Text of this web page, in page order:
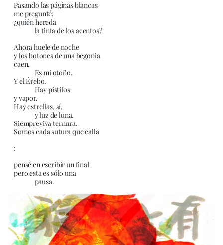
Pasando las páginas blancas
me pregunté:
¿quién hereda
la tinta de los acentos?
Ahora huele de noche
y los botones de una begonia
caen.
Es mi otoño.
Y el Érebo.
Hay pistilos
y vapor.
Hay estrellas, sí,
y luz de luna.
Siempreviva ternura.
Somos cada sutura que calla
:
pensé en escribir un final
pero esta es sólo una
pausa.